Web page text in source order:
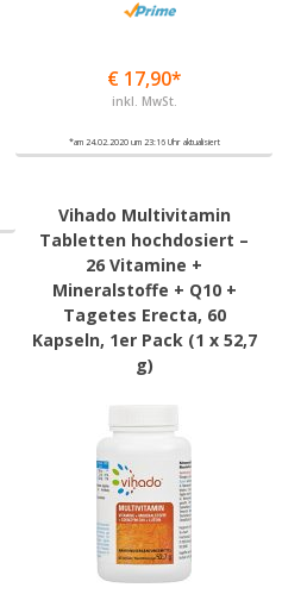
€ 17,90*
inkl. MwSt.
*am 24.02.2020 um 23:16 Uhr aktualisiert
Vihado Multivitamin
Tabletten hochdosiert –
26 Vitamine +
Mineralstoffe + Q10 +
Tagetes Erecta, 60
Kapseln, 1er Pack (1 x 52,7
g)